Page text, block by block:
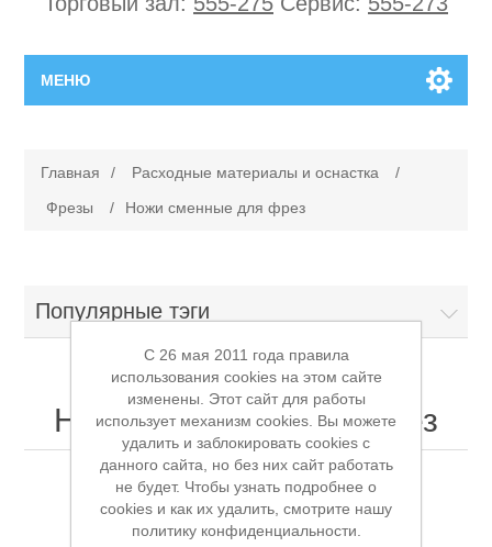
МЕНЮ
Поиск
Сервисный центр
Ремонт инструмента марки Makita
Ремонт инструмента марки Champion
Производители
Сервисы
Главная / Расходные материалы и оснастка
/
Фрезы
/ Ножи сменные для фрез
Популярные тэги
Ножи сменные для фрез
C 26 мая 2011 года правила
использования cookies на этом сайте
изменены. Этот сайт для работы
использует механизм cookies. Вы можете
удалить и заблокировать cookies с
данного сайта, но без них сайт работать
не будет. Чтобы узнать подробнее о
cookies и как их удалить, смотрите нашу
политику конфиденциальности.